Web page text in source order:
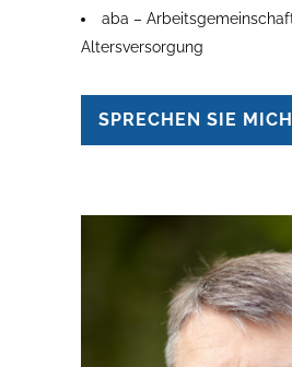
aba –
Altersversorgung
SPRECHEN SIE